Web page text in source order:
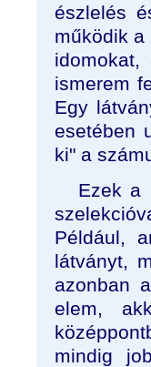
észlelés
működik
ismerem
Egy
esetében
ki" a
Ezek a
Például,
látványt,
azonban
elem,
mindig